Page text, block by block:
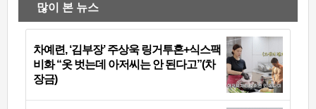
많이 본 뉴스
차예련, ‘김부장’ 주상욱 링거투혼+식스팩
비화 “옷 벗는데 아저씨는 안 된다고”(차
장금)